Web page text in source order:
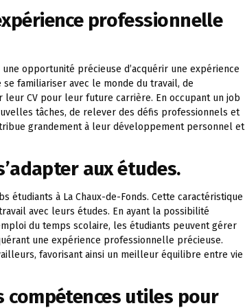
professionnelle
opportunité précieuse d’acquérir une expérience
familiariser avec le monde du travail, de
CV pour leur future carrière. En occupant un job
tâches, de relever des défis professionnels et
grandement à leur développement personnel et
aux études.
étudiants à La Chaux-de-Fonds. Cette caractéristique
avec leurs études. En ayant la possibilité
du temps scolaire, les étudiants peuvent gérer
une expérience professionnelle précieuse.
favorisant ainsi un meilleur équilibre entre vie
compétences utiles pour